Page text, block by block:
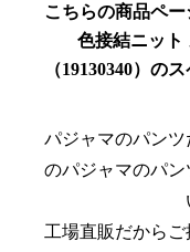
こちらの商品ペ
色接結ニット
（19130340）の
パジャマのパン
のパジャマのパ
工場直販だから